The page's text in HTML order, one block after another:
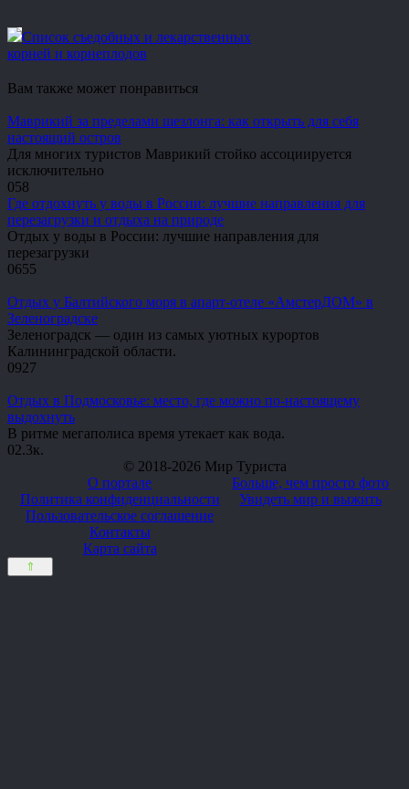
Список съедобных и лекарственных
корней и корнеплодов
Вам также может понравиться
Маврикий за пределами шезлонга: как открыть для себя
настоящий остров
Для многих туристов Маврикий стойко ассоциируется
исключительно
058
Где отдохнуть у воды в России: лучшие направления для
перезагрузки и отдыха на природе
Отдых у воды в России: лучшие направления для
перезагрузки
0655
Отдых у Балтийского моря в апарт-отеле «АмстерДОМ» в
Зеленоградске
Зеленоградск — один из самых уютных курортов
Калининградской области.
0927
Отдых в Подмосковье: место, где можно по-настоящему
выдохнуть
В ритме мегаполиса время утекает как вода.
02.3к.
© 2018-2026 Мир Туриста
О портале
Политика конфиденциальности
Пользовательское соглашение
Контакты
Карта сайта
Больше, чем просто фото
Увидеть мир и выжить